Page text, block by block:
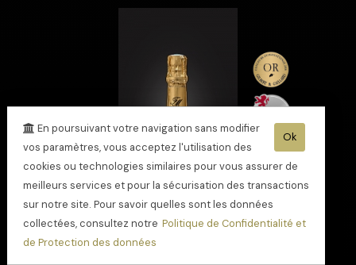
Ok
En poursuivant votre navigation sans modifier
vos paramètres, vous acceptez l'utilisation des
cookies ou technologies similaires pour vous assurer de
meilleurs services et pour la sécurisation des transactions
sur notre site. Pour savoir quelles sont les données
collectées, consultez notre Politique de Confidentialité et
de Protection des données